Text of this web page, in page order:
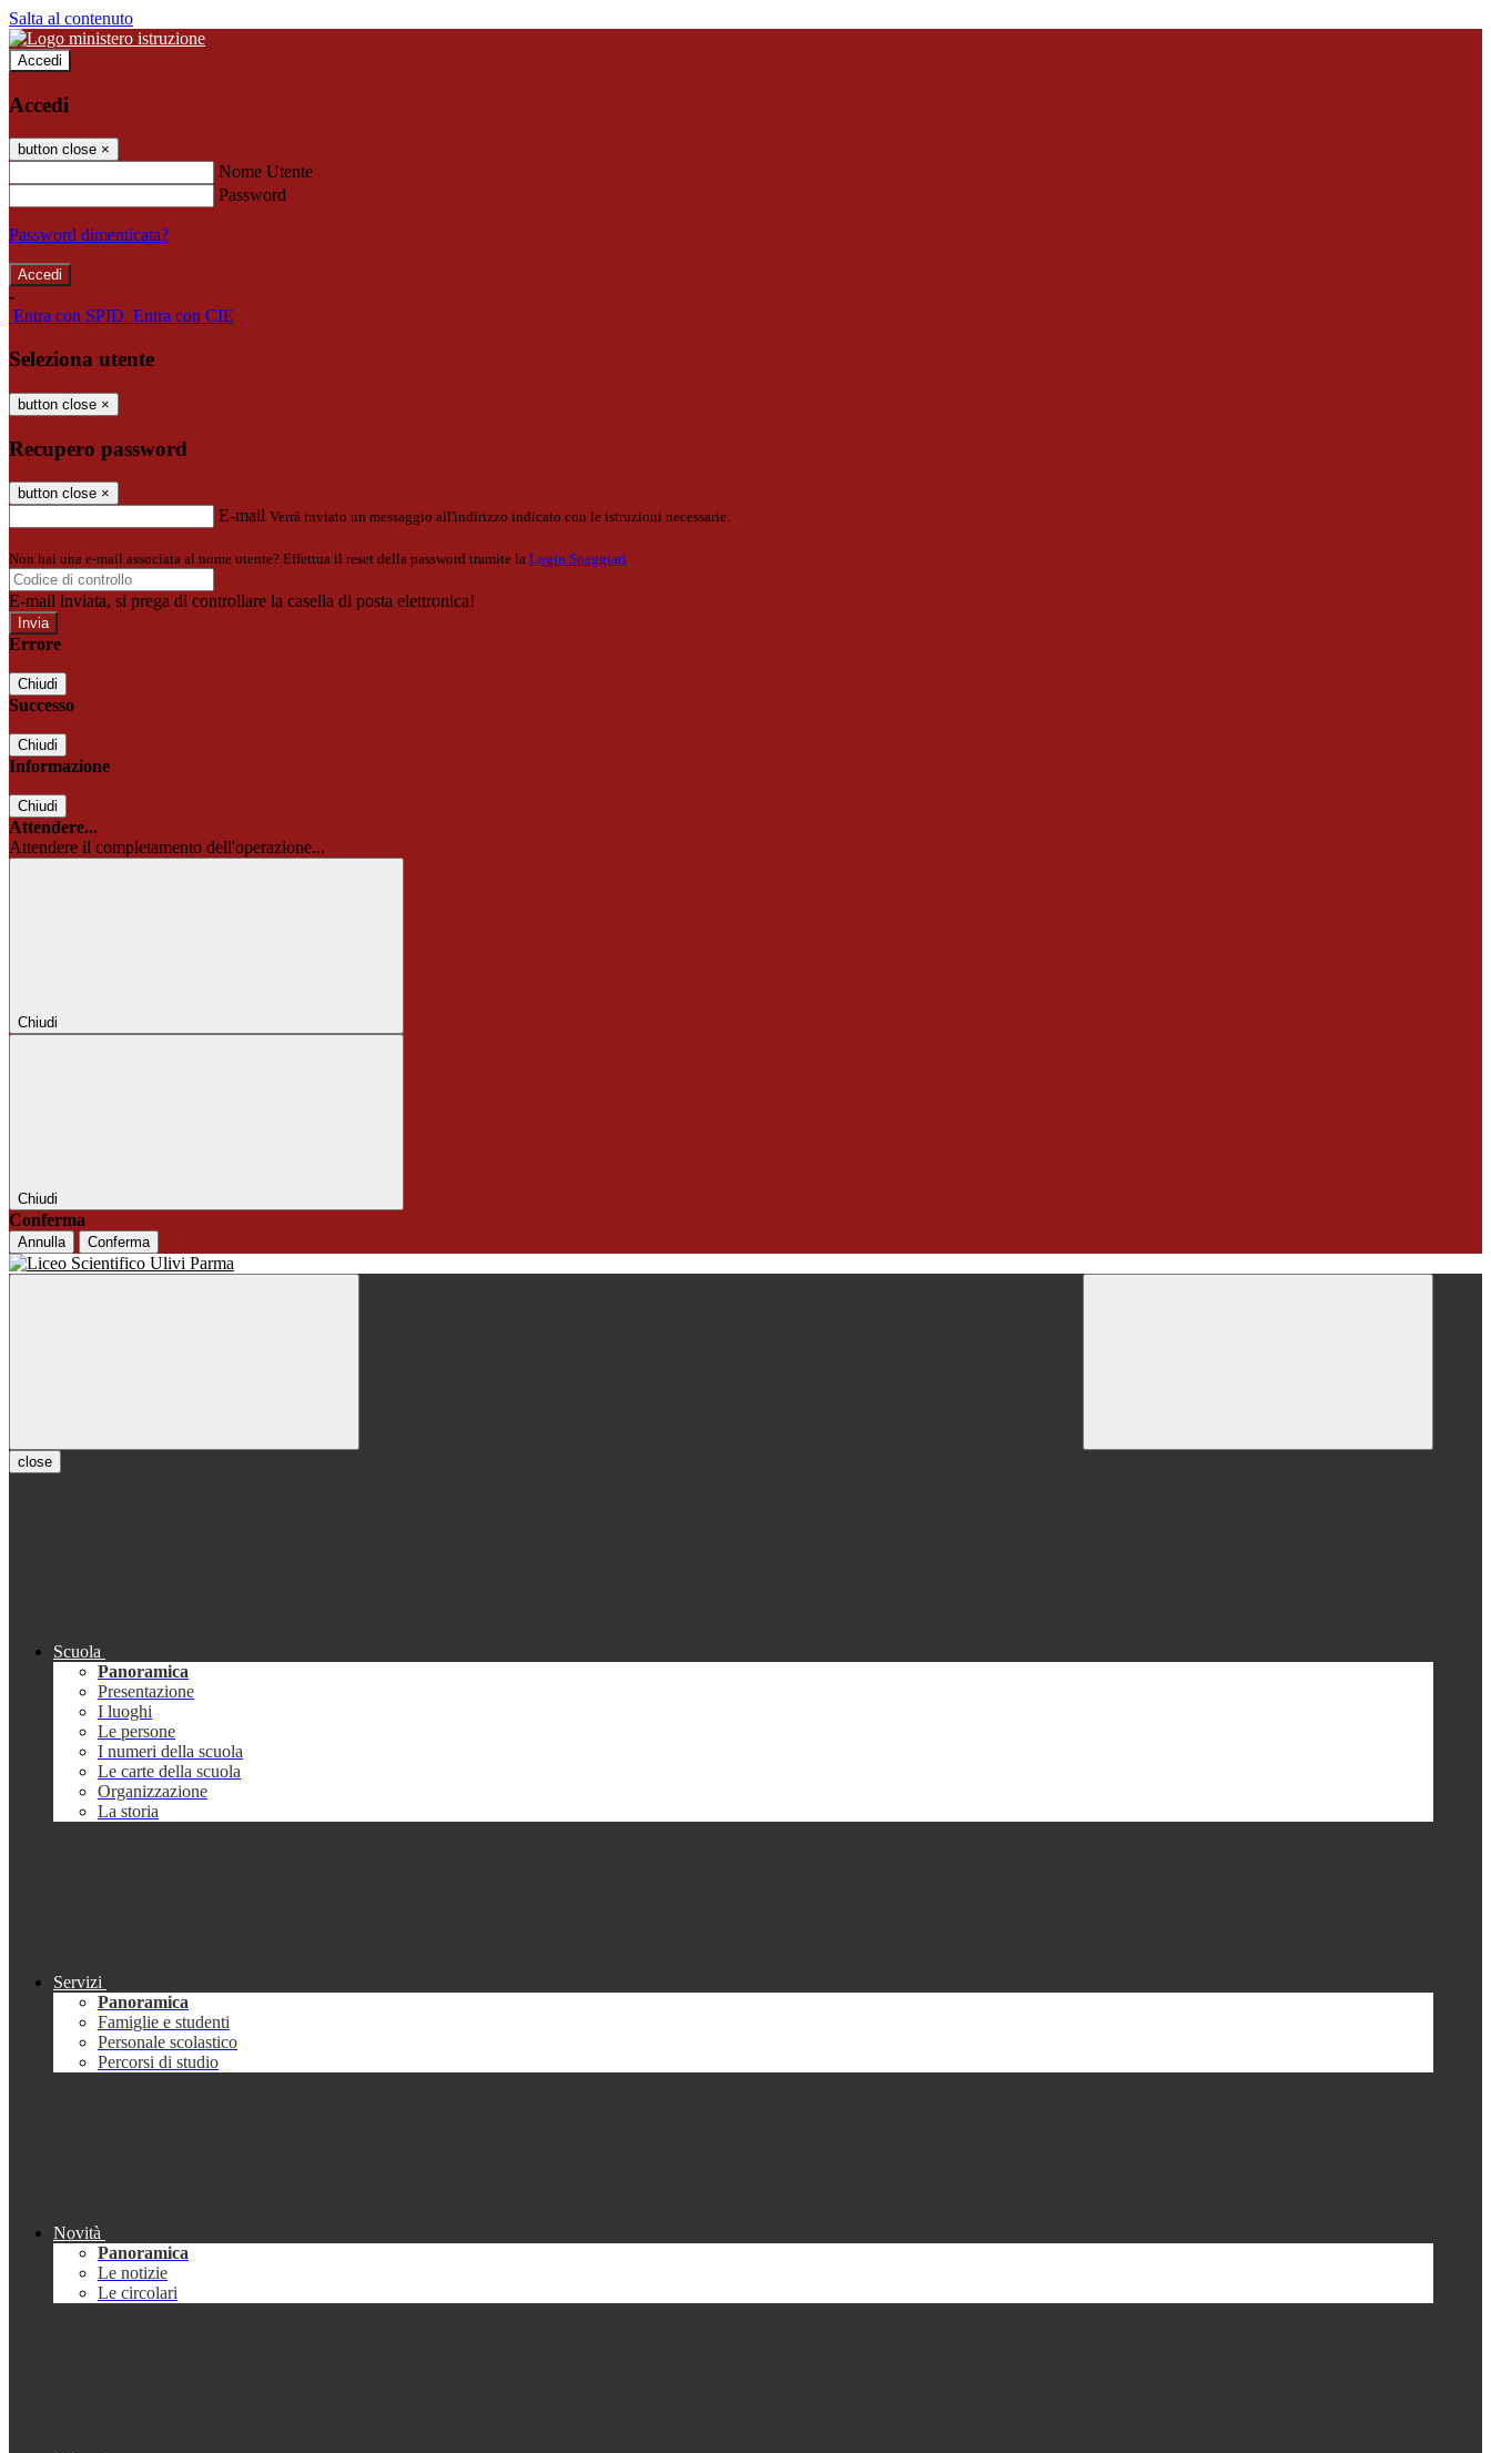
Salta al contenuto
Accedi
Accedi
button close ×
Nome Utente
Password
Password dimenticata?
-
Entra con SPID Entra con CIE
Seleziona utente
button close ×
Recupero password
button close ×
E-mail Verrà inviato un messaggio all'indirizzo indicato con le istruzioni necessarie.
Non hai una e-mail associata al nome utente? Effettua il reset della password tramite la Login Spaggiari
E-mail inviata, si prega di controllare la casella di posta elettronica!
Errore
Chiudi
Successo
Chiudi
Informazione
Chiudi
Attendere...
Attendere il completamento dell'operazione...
Chiudi
Chiudi
Conferma
Annulla Conferma
close
Scuola
Panoramica
Presentazione
I luoghi
Le persone
I numeri della scuola
Le carte della scuola
Organizzazione
La storia
Servizi
Panoramica
Famiglie e studenti
Personale scolastico
Percorsi di studio
Novità
Panoramica
Le notizie
Le circolari